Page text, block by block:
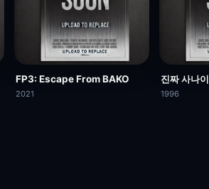
FP3: Escape From BAKO
2021
진짜 사나이
1996